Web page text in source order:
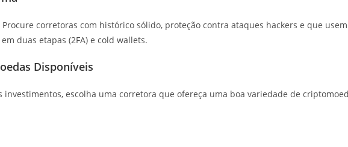
corretoras com histórico sólido, proteção contra ataques hackers e que usem
duas etapas (2FA) e cold wallets.
Disponíveis
investimentos, escolha uma corretora que ofereça uma boa variedade de